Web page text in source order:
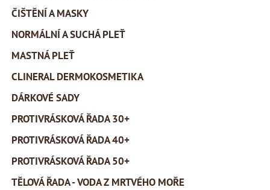
ČIŠTĚNÍ A MASKY
NORMÁLNÍ A SUCHÁ PLEŤ
MASTNÁ PLEŤ
CLINERAL DERMOKOSMETIKA
DÁRKOVÉ SADY
PROTIVRÁSKOVÁ ŘADA 30+
PROTIVRÁSKOVÁ ŘADA 40+
PROTIVRÁSKOVÁ ŘADA 50+
TĚLOVÁ ŘADA - VODA Z MRTVÉHO MOŘE